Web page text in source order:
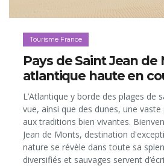
Tourisme France
Pays de Saint Jean de
atlantique haute en
L’Atlantique y borde des plages de
vue, ainsi que des dunes, une
aux traditions bien vivantes.
Jean de Monts, destination
nature se révèle dans toute sa
diversifiés et sauvages servent